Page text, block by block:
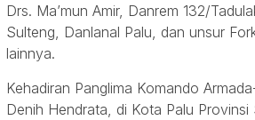
Drs. Ma’mun Amir, Danrem 132/
Sulteng, Danlanal Palu, dan unsur
lainnya.
Kehadiran Panglima Komando
Denih Hendrata, di Kota Palu Provinsi